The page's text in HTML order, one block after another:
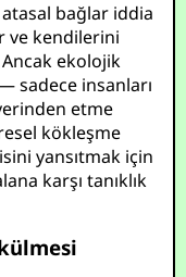
bağlar iddia
ve kendilerini
ekolojik
sadece insanları
etme
kökleşme
yansıtmak için
karşı tanıklık